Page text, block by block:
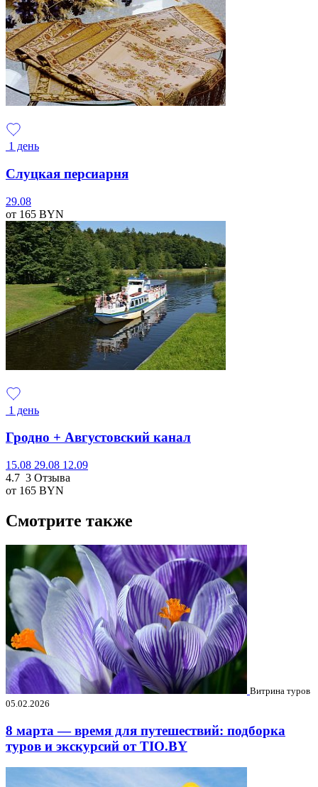
1 день
Слуцкая персиарня
29.08
от 165 BYN
1 день
Гродно + Августовский канал
15.08 29.08 12.09
4.7 3 Отзыва
от 165 BYN
Смотрите также
Витрина туров
05.02.2026
8 марта — время для путешествий: подборка
туров и экскурсий от TIO.BY